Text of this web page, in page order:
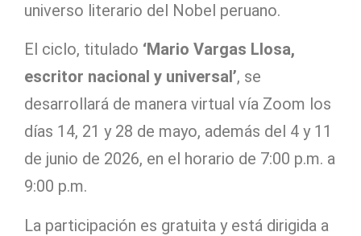
universo literario del Nobel peruano.
El ciclo, titulado ‘Mario Vargas Llosa,
escritor nacional y universal’, se
desarrollará de manera virtual vía Zoom los
días 14, 21 y 28 de mayo, además del 4 y 11
de junio de 2026, en el horario de 7:00 p.m. a
9:00 p.m.
La participación es gratuita y está dirigida a